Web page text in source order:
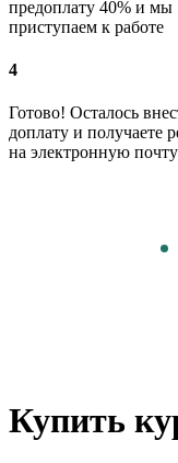
предоплату 40% и мы
приступаем к работе
4
Готово! Осталось
доплату и получаете
на электронную почту
Купить